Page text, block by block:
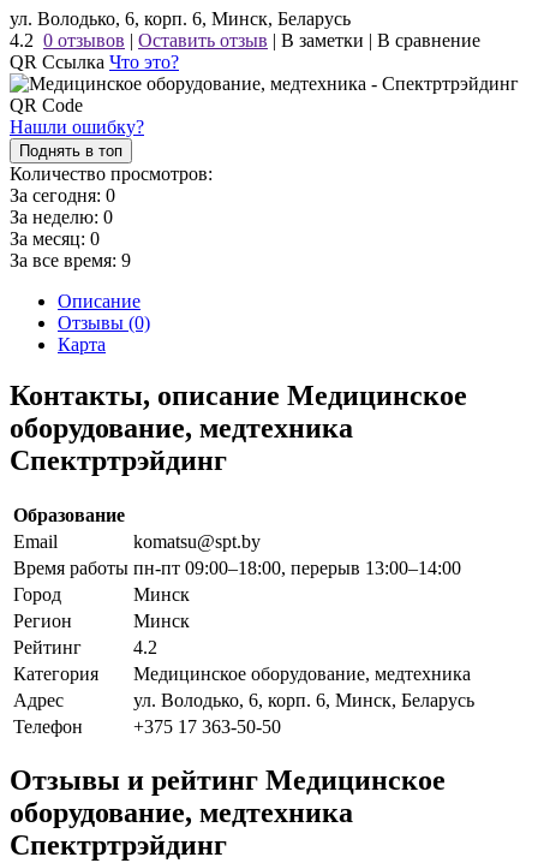
ул. Володько, 6, корп. 6, Минск, Беларусь
4.2 0 отзывов | Оставить отзыв | В заметки | В сравнение
QR Ссылка Что это?
Нашли ошибку?
Поднять в топ
Количество просмотров:
За сегодня: 0
За неделю: 0
За месяц: 0
За все время: 9
Описание
Отзывы (0)
Карта
Контакты, описание Медицинское
оборудование, медтехника
Спектртрэйдинг
Образование
Email
komatsu@spt.by
Время работы пн-пт 09:00–18:00, перерыв 13:00–14:00
Город
Минск
Регион
Минск
Рейтинг
4.2
Категория
Медицинское оборудование, медтехника
Адрес
ул. Володько, 6, корп. 6, Минск, Беларусь
Телефон
+375 17 363-50-50
Отзывы и рейтинг Медицинское
оборудование, медтехника
Спектртрэйдинг